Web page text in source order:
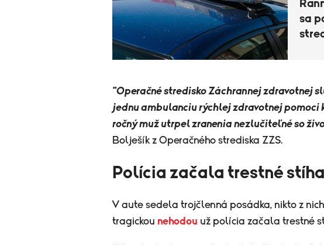
sa
"Operačné stredisko Záchrannej zdravotnej
jednu ambulanciu rýchlej zdravotnej pomoci
ročný muž utrpel zranenia nezlučiteľné so
Bolješík z Operačného strediska ZZS.
Polícia začala trestné
V aute sedela trojčlenná posádka, nikto z
tragickou nehodou už polícia začala trestné